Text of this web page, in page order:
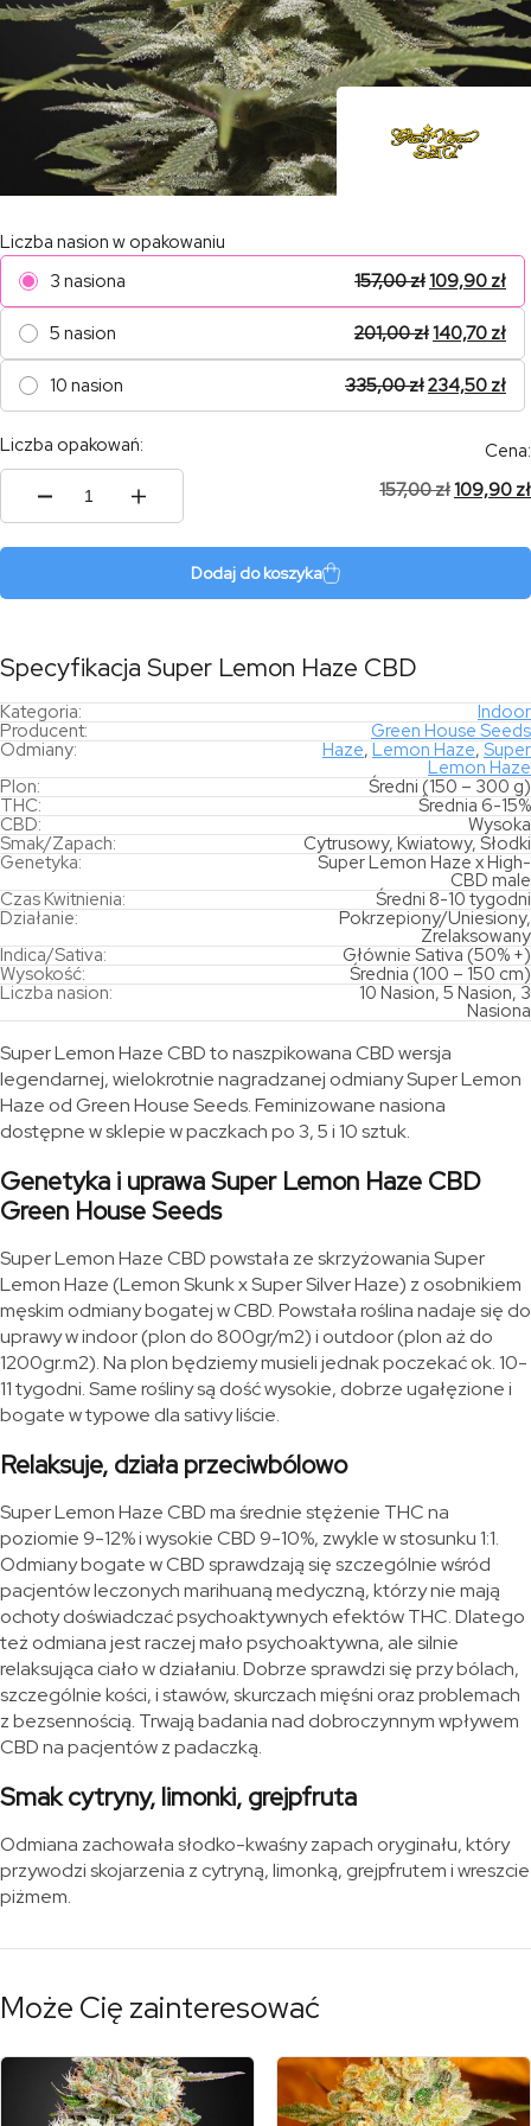
Liczba nasion w opakowaniu
3 nasiona
157,00zł109,90 zł
5 nasion 201,00zł140,70 zł
10 nasion 335,00zł234,50 zł
Liczba opakowań:
ilość
Cena:
157,00zł109,90 zł
Dodaj do koszyka
Specyfikacja Super Lemon Haze CBD
Kategoria:
Indoor
Producent:
Green House Seeds
Odmiany:
Haze, Lemon Haze, Super
Lemon Haze
Plon:
Średni (150 – 300 g)
THC:
Średnia 6-15%
CBD:
Wysoka
Smak/Zapach:
Cytrusowy, Kwiatowy, Słodki
Genetyka:
Super Lemon Haze x High-
CBD male
Czas Kwitnienia:
Średni 8-10 tygodni
Działanie:
Pokrzepiony/Uniesiony,
Zrelaksowany
Indica/Sativa:
Głównie Sativa (50% +)
Wysokość:
Średnia (100 – 150 cm)
Liczba nasion:
10 Nasion, 5 Nasion, 3
Nasiona
Super Lemon Haze CBD to naszpikowana CBD wersja
legendarnej, wielokrotnie nagradzanej odmiany Super Lemon
Haze od Green House Seeds. Feminizowane nasiona
dostępne w sklepie w paczkach po 3, 5 i 10 sztuk.
Genetyka i uprawa Super Lemon Haze CBD
Green House Seeds
Super Lemon Haze CBD powstała ze skrzyżowania Super
Lemon Haze (Lemon Skunk x Super Silver Haze) z osobnikiem
męskim odmiany bogatej w CBD. Powstała roślina nadaje się do
uprawy w indoor (plon do 800gr/m2) i outdoor (plon aż do
1200gr.m2). Na plon będziemy musieli jednak poczekać ok. 10-
11 tygodni. Same rośliny są dość wysokie, dobrze ugałęzione i
bogate w typowe dla sativy liście.
Relaksuje, działa przeciwbólowo
Super Lemon Haze CBD ma średnie stężenie THC na
poziomie 9-12% i wysokie CBD 9-10%, zwykle w stosunku 1:1.
Odmiany bogate w CBD sprawdzają się szczególnie wśród
pacjentów leczonych marihuaną medyczną, którzy nie mają
ochoty doświadczać psychoaktywnych efektów THC. Dlatego
też odmiana jest raczej mało psychoaktywna, ale silnie
relaksująca ciało w działaniu. Dobrze sprawdzi się przy bólach,
szczególnie kości, i stawów, skurczach mięśni oraz problemach
z bezsennością. Trwają badania nad dobroczynnym wpływem
CBD na pacjentów z padaczką.
Smak cytryny, limonki, grejpfruta
Odmiana zachowała słodko-kwaśny zapach oryginału, który
przywodzi skojarzenia z cytryną, limonką, grejpfrutem i wreszcie
piżmem.
Może Cię zainteresować